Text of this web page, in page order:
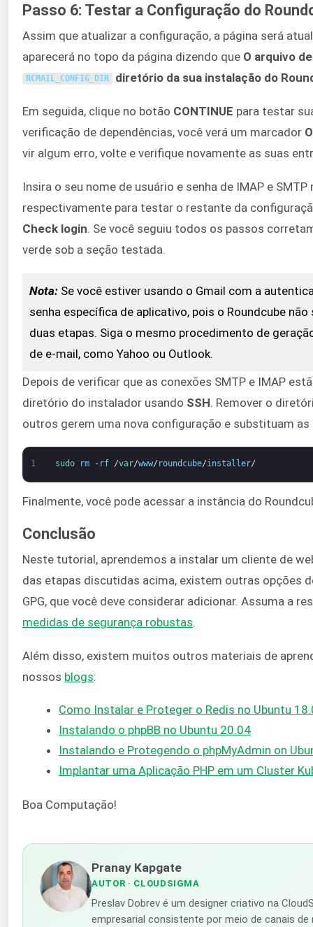
Passo 6: Testar a Configuração do
Assim que atualizar a configuração, a página será
aparecerá no topo da página dizendo que O arquivo
RCMAIL_CONFIG_DIR diretório da sua instalação do
Em seguida, clique no botão CONTINUE para testar
verificação de dependências, você verá um marcador
vir algum erro, volte e verifique novamente as suas
Insira o seu nome de usuário e senha de IMAP e
respectivamente para testar o restante da
Check login. Se você seguiu todos os passos
verde sob a seção testada.
Nota: Se você estiver usando o Gmail com a
senha específica de aplicativo, pois o Roundcube
duas etapas. Siga o mesmo procedimento de
de e-mail, como Yahoo ou Outlook.
Depois de verificar que as conexões SMTP e IMAP
diretório do instalador usando SSH . Remover o
outros gerem uma nova configuração e substituam
1 sudo rm - rf /var/www/ roundcube/installer/
Finalmente, você pode acessar a instância do
Conclusão
Neste tutorial, aprendemos a instalar um cliente de
das etapas discutidas acima, existem outras opções
GPG, que você deve considerar adicionar. Assuma a
medidas de segurança robustas
Além disso, existem muitos outros materiais de
nossos blogs:
Como Instalar e Proteger o Redis no Ubuntu
Instalando o phpBB no Ubuntu 20.04
Instalando e Protegendo o phpMyAdmin on
Implantar uma Aplicação PHP em um Cluster
Boa Computação!
Pranay Kapgate
AUTOR · CLOUDSIGMA
Preslav Dobrev é um designer criativo na
empresarial consistente por meio de canais